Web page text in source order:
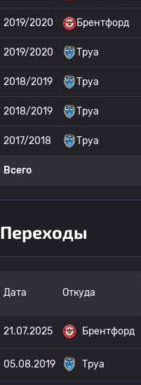
2019/2020 Брентфорд
2019/2020 Труа
2018/2019 Труа
2018/2019 Труа
2017/2018 Труа
Всего
Переходы
Дата Откуда
21.07.2025 Брентфорд
05.08.2019 Труа